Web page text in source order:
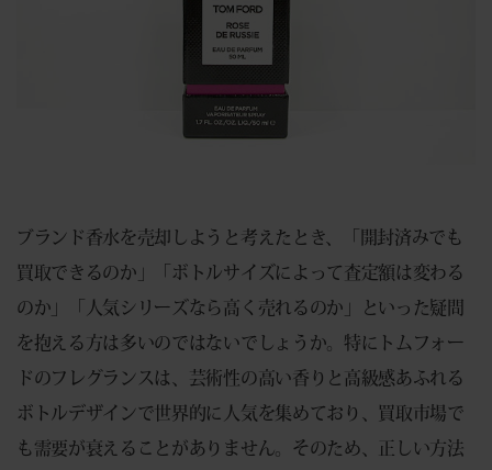
ブランド香水を売却しようと考えたとき、「開封済みでも
買取できるのか」「ボトルサイズによって査定額は変わる
のか」「人気シリーズなら高く売れるのか」といった疑問
を抱える方は多いのではないでしょうか。特にトムフォー
ドのフレグランスは、芸術性の高い香りと高級感あふれる
ボトルデザインで世界的に人気を集めており、買取市場で
も需要が衰えることがありません。そのため、正しい方法